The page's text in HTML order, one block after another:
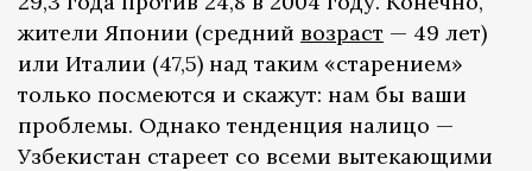
жители Японии (средний возраст — 49 лет)
или Италии (47,5) над таким «старением»
только посмеются и скажут: нам бы ваши
проблемы. Однако тенденция налицо —
Узбекистан стареет со всеми вытекающими